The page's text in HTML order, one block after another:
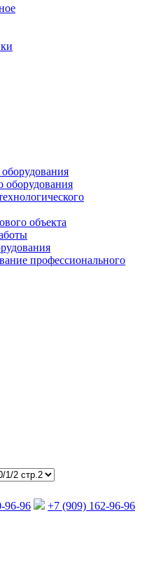
оборудования
объекта
профессионального
96-96 +7 (909) 162-96-96